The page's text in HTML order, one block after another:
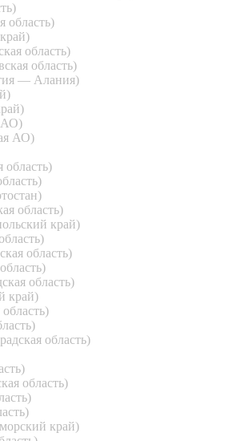
область)
область)
область)
— Алания)
АО)
АО)
область)
область)
край)
область)
область)
край)
область)
область)
край)